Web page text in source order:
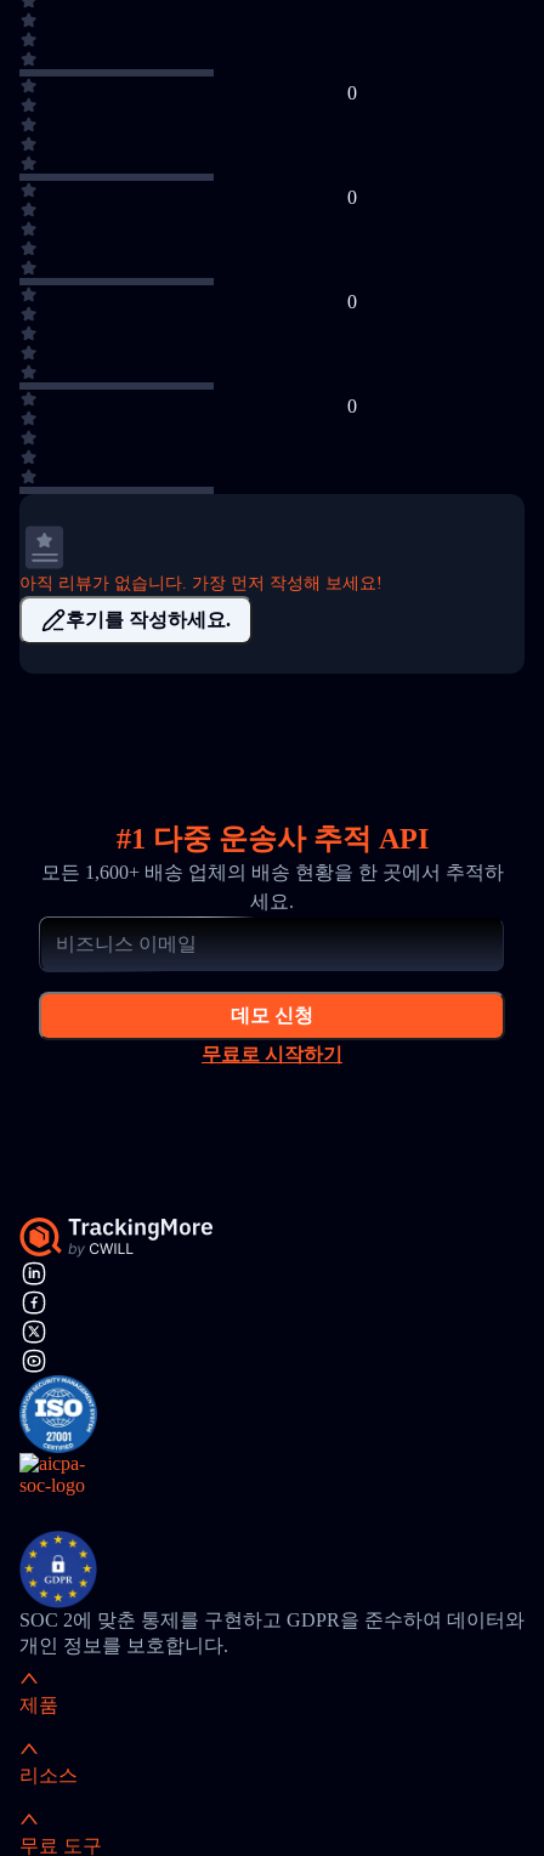
0
0
0
0
아직 리뷰가 없습니다. 가장 먼저 작성해 보세요!
후기를 작성하세요.
#1 다중 운송사 추적 API
모든 1,600+ 배송 업체의 배송 현황을 한 곳에서 추적하
세요.
데모 신청
무료로 시작하기
SOC 2에 맞춘 통제를 구현하고 GDPR을 준수하여 데이터와
개인 정보를 보호합니다.
제품
리소스
무료 도구